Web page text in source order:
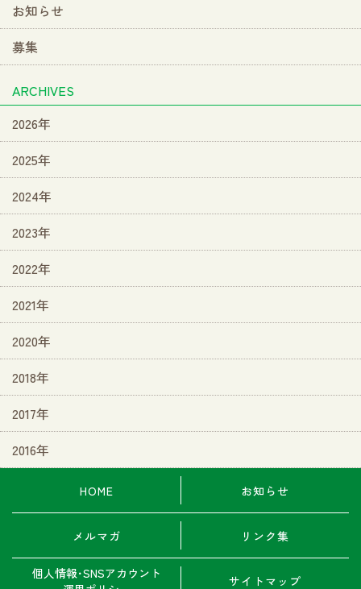
お知らせ
募集
ARCHIVES
2026年
2025年
2024年
2023年
2022年
2021年
2020年
2018年
2017年
2016年
HOME お知らせ
メルマガ リンク集
個人情報･SNSアカウント
サイトマップ